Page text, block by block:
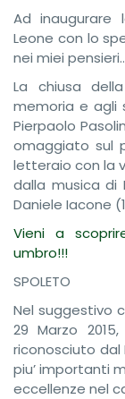
Ad inaugurare
Leone con lo
nei miei
La chiusa
memoria e agli
Pierpaolo
omaggiato sul
letteraio con la
dalla musica di
Daniele Iacone
Vieni a
umbro!!!
SPOLETO
Nel suggestivo
29 Marzo
riconosciuto dal
piu’ importanti
eccellenze nel